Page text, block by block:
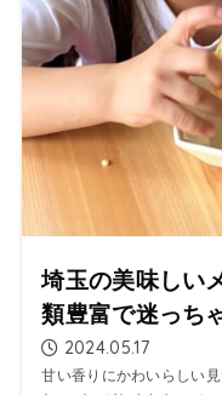
埼玉の美味しい
類豊富で迷っち
2024.05.17
甘い香りにかわいらしい